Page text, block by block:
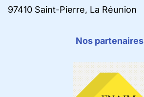
97410 Saint-Pierre, La Réunion
Nos partenaires